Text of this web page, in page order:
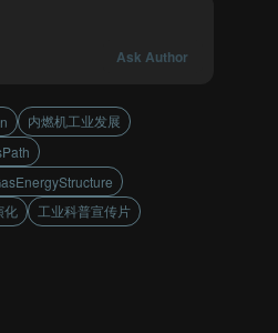
Ask Author
内燃机工业发展
化
工业科普宣传片